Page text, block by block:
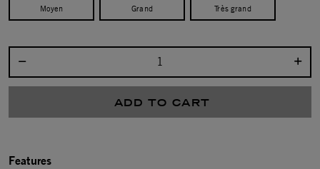
Moyen Grand Très grand
ADD TO CART
Features